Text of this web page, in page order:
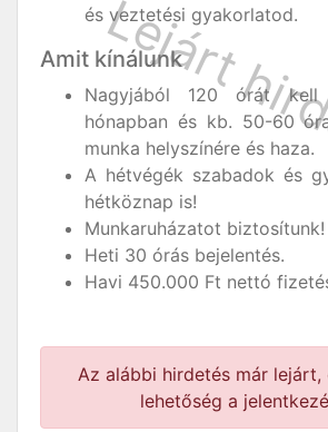
és veztetési gyakorlatod.
Amit kínálunk
Nagyjából 120 órát kell
hónapban és kb. 50-60
munka helyszínére és haza.
A hétvégék szabadok és
hétköznap is!
Munkaruházatot biztosítunk!
Heti 30 órás bejelentés.
Havi 450.000 Ft nettó
Az alábbi hirdetés már lejárt,
lehetőség a